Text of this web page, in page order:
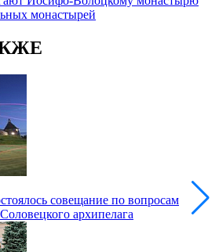
монастырей
совещание по вопросам
архипелага